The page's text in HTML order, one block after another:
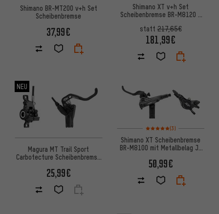
Shimano BR-MT200 v+h Set
Scheibenbremse
37,99€
Shimano XT v+h Set
Scheibenbremse BR-M8120 /
statt217,65€
181,99€
NEU
Magura MT Trail Sport
Carbotecture Scheibenbremse
25,99€
Bewertungen: 5 von 5
(3)
Shimano XT Scheibenbremse
BR-M8100 mit Metallbelag J-
50,99€